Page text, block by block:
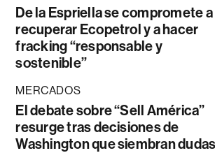
De la Espriella se compromete a
recuperar Ecopetrol y a hacer
fracking “responsable y
sostenible”
MERCADOS
El debate sobre “Sell América”
resurge tras decisiones de
Washington que siembran dudas